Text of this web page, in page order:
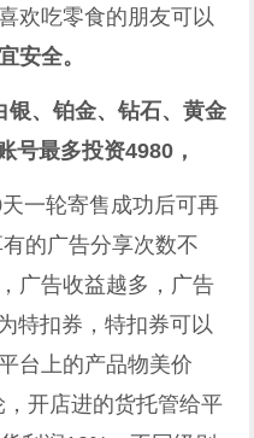
欢吃零食的朋友可以
安全。
银、铂金、钻石、黄金
号最多投资4980，
一轮寄售成功后可再
的广告分享次数不
广告收益越多，广告
特扣券，特扣券可以
台上的产品物美价
开店进的货托管给平